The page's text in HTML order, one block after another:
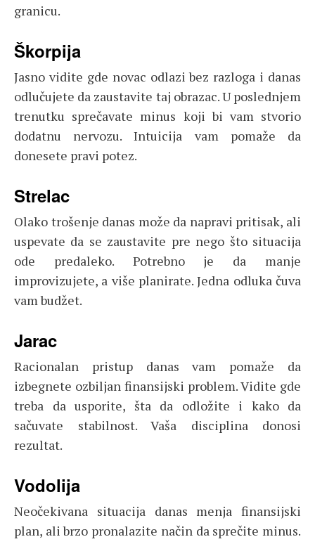
granicu.
Škorpija
Jasno vidite gde novac odlazi bez razloga i danas
odlučujete da zaustavite taj obrazac. U poslednjem
trenutku sprečavate minus koji bi vam stvorio
dodatnu nervozu. Intuicija vam pomaže da
donesete pravi potez.
Strelac
Olako trošenje danas može da napravi pritisak, ali
uspevate da se zaustavite pre nego što situacija
ode predaleko. Potrebno je da manje
improvizujete, a više planirate. Jedna odluka čuva
vam budžet.
Jarac
Racionalan pristup danas vam pomaže da
izbegnete ozbiljan finansijski problem. Vidite gde
treba da usporite, šta da odložite i kako da
sačuvate stabilnost. Vaša disciplina donosi
rezultat.
Vodolija
Neočekivana situacija danas menja finansijski
plan, ali brzo pronalazite način da sprečite minus.